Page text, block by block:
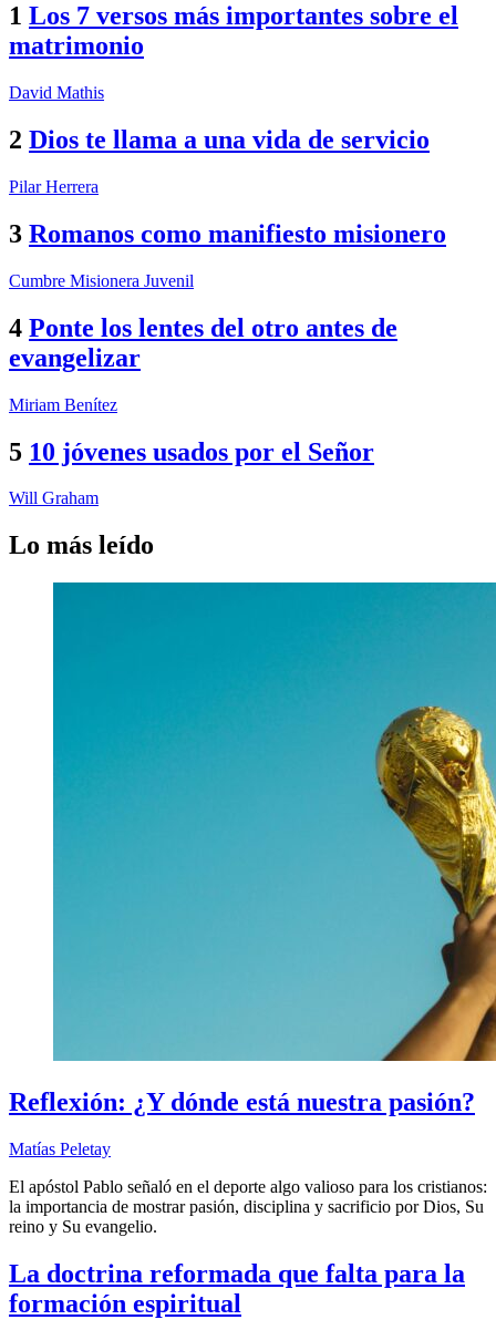
1 Los 7 versos más importantes sobre el
matrimonio
David Mathis
2 Dios te llama a una vida de servicio
Pilar Herrera
3 Romanos como manifiesto misionero
Cumbre Misionera Juvenil
4 Ponte los lentes del otro antes de
evangelizar
Miriam Benítez
5 10 jóvenes usados por el Señor
Will Graham
Lo más leído
Reflexión: ¿Y dónde está nuestra pasión?
Matías Peletay
El apóstol Pablo señaló en el deporte algo valioso para los cristianos:
la importancia de mostrar pasión, disciplina y sacrificio por Dios, Su
reino y Su evangelio.
La doctrina reformada que falta para la
formación espiritual